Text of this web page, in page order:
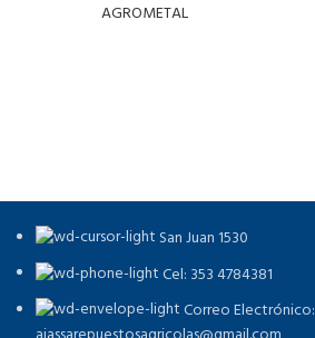
AGROMETAL
San Juan 1530
Cel: 353 4784381
Correo Electrónico: